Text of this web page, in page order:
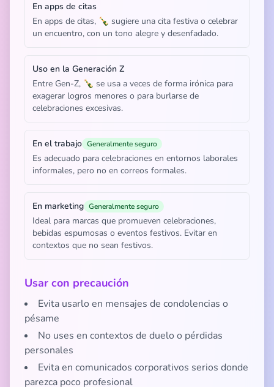
En apps de citas
En apps de citas, 🍾 sugiere una cita festiva o celebrar
un encuentro, con un tono alegre y desenfadado.
Uso en la Generación Z
Entre Gen-Z, 🍾 se usa a veces de forma irónica para
exagerar logros menores o para burlarse de
celebraciones excesivas.
En el trabajo Generalmente seguro
Es adecuado para celebraciones en entornos laborales
informales, pero no en correos formales.
En marketing Generalmente seguro
Ideal para marcas que promueven celebraciones,
bebidas espumosas o eventos festivos. Evitar en
contextos que no sean festivos.
Usar con precaución
Evita usarlo en mensajes de condolencias o
pésame
No uses en contextos de duelo o pérdidas
personales
Evita en comunicados corporativos serios donde
parezca poco profesional